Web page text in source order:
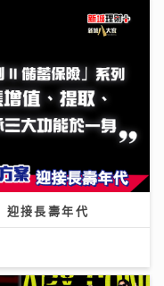
接長壽年代